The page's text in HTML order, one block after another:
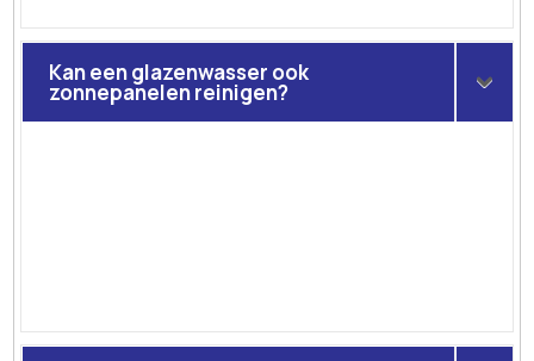
Kan een glazenwasser ook
zonnepanelen reinigen?